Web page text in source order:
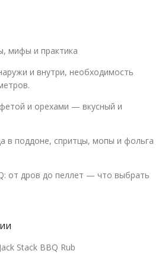
мифы и практика
и внутри, необходимость
и орехами — вкусный и
в поддоне, спритцы, мопы и фольга
от дров до пеллет — что выбрать
Jack Stack BBQ Rub